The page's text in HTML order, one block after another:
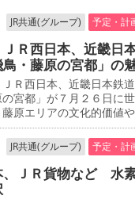
JR共通(グループ) 予定・計
ＪＲ西日本、近畿
・藤原の宮都」の
Ｒ西日本、近畿日本鉄道
の宮都」が７月２６日に
原エリアの文化的価値
JR共通(グループ) 予定・計
、ＪＲ貨物など 水